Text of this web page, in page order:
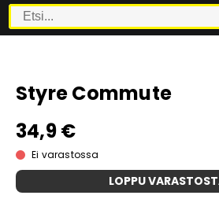
Styre Commute
34,9 €
Ei varastossa
LOPPU